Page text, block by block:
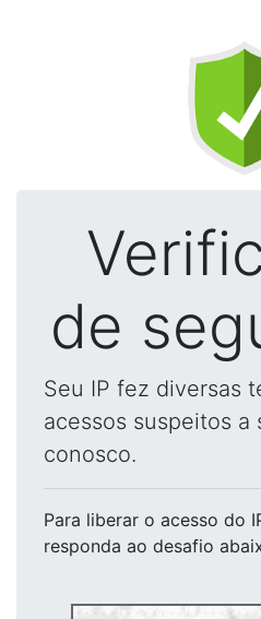
de
Seu IP fez diversas
acessos suspeitos a
conosco.
Para liberar o acesso do
responda ao desafio